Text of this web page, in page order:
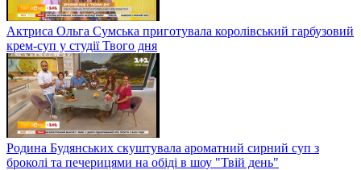
Актриса Ольга Сумська приготувала королівський гарбузовий
крем-суп у студії Твого дня
Родина Будянських скуштувала ароматний сирний суп з
броколі та печерицями на обіді в шоу "Твій день"